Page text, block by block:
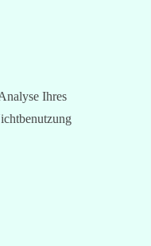
Ihres